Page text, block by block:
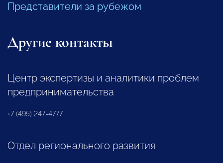
Представители за рубежом
Другие контакты
Центр экспертизы и аналитики проблем
предпринимательства
+7 (495) 247-4777
Отдел регионального развития